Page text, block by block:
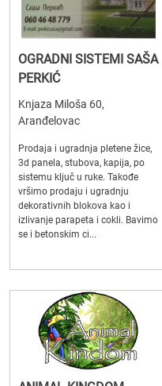
OGRADNI SISTEMI SAŠA
PERKIĆ
Knjaza Miloša 60,
Aranđelovac
Prodaja i ugradnja pletene žice,
3d panela, stubova, kapija, po
sistemu ključ u ruke. Takođe
vršimo prodaju i ugradnju
dekorativnih blokova kao i
izlivanje parapeta i cokli. Bavimo
se i betonskim ci...